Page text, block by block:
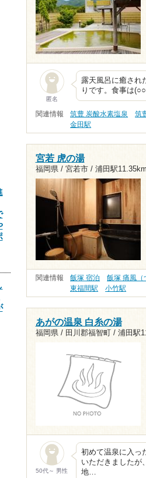
匿名
露天風呂に癒され
りです。食事は
関連情報 筑豊 炭酸水素塩泉 筑
金田駅
宮若 虎の湯
福岡県 / 宮若市 / 浦田駅11.35km
関連情報 飯塚 宿泊 飯塚 痛風（
東福間駅
小竹駅
あがの温泉 白糸の湯
福岡県 / 田川郡福智町 / 浦田駅
50代～ 男性
初めて温泉に入っ
いただきましたが
地…